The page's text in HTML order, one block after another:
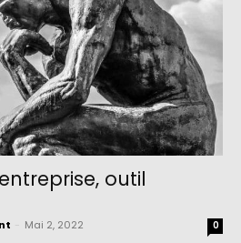
outil
Mai 2, 2022 0